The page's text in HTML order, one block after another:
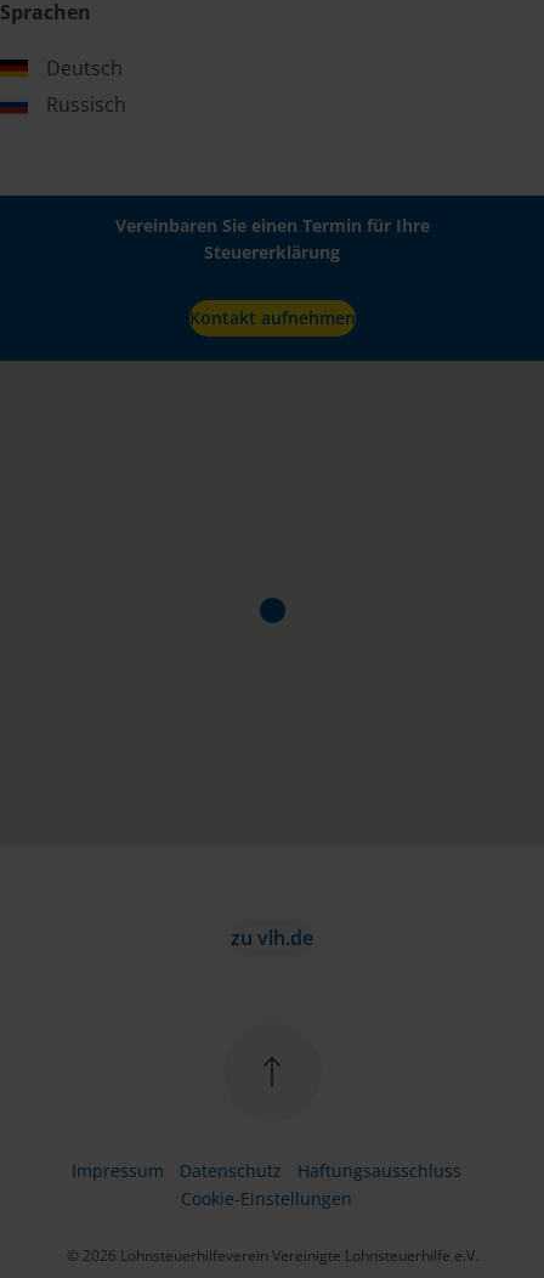
Sprachen
Deutsch
Russisch
Vereinbaren Sie einen Termin für Ihre
Steuererklärung
Kontakt aufnehmen
zu vlh.de
Impressum Datenschutz
Haftungsausschluss
Cookie-Einstellungen
© 2026 Lohnsteuerhilfeverein Vereinigte Lohnsteuerhilfe e.V.